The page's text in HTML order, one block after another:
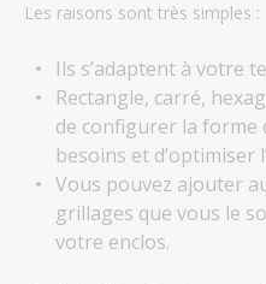
Les raisons sont très simples :
Ils s’adaptent à votre
Rectangle, carré,
de configurer la forme
besoins et d’optimiser
Vous pouvez ajouter
grillages que vous le
votre enclos.